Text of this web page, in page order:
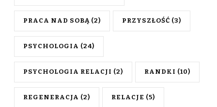
PRACA NAD SOBĄ (2) PRZYSZŁOŚĆ (3)
PSYCHOLOGIA (24)
PSYCHOLOGIA RELACJI (2) RANDKI (10)
REGENERACJA (2) RELACJE (5)